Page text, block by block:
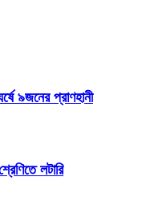
৯জনের প্রাণহানী
লটারি